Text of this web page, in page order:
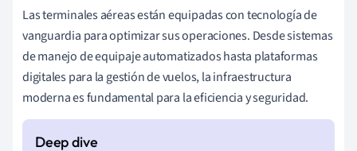
Las terminales aéreas están equipadas con tecnología de
vanguardia para optimizar sus operaciones. Desde sistemas
de manejo de equipaje automatizados hasta plataformas
digitales para la gestión de vuelos, la infraestructura
moderna es fundamental para la eficiencia y seguridad.